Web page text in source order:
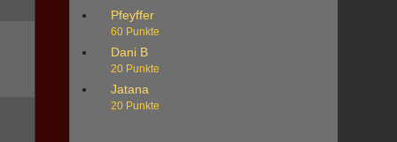
Pfeyffer
60 Punkte
Dani B
20 Punkte
Jatana
20 Punkte